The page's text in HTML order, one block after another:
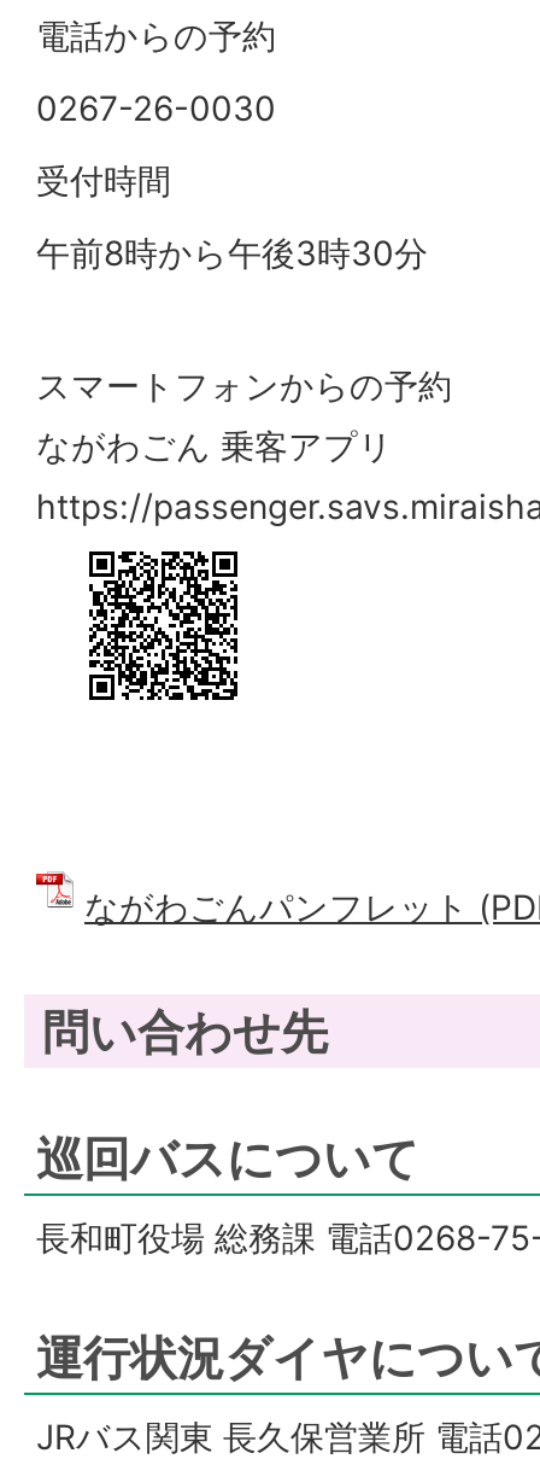
電話からの予約
0267-26-0030
受付時間
午前8時から午後3時30分
スマートフォンからの予約
ながわごん 乗客アプリ
https://
ながわごんパンフレット
問い合わせ先
巡回バスについて
長和町役場 総務課 電話0268-
運行状況ダイヤについ
JRバス関東 長久保営業所 電話